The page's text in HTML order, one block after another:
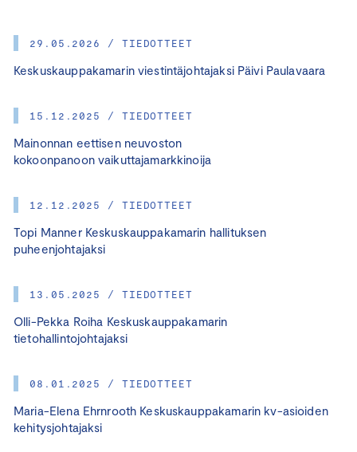
29.05.2026 / TIEDOTTEET
Keskuskauppakamarin viestintäjohtajaksi Päivi Paulavaara
15.12.2025 / TIEDOTTEET
Mainonnan eettisen neuvoston
kokoonpanoon vaikuttajamarkkinoija
12.12.2025 / TIEDOTTEET
Topi Manner Keskuskauppakamarin hallituksen
puheenjohtajaksi
13.05.2025 / TIEDOTTEET
Olli-Pekka Roiha Keskuskauppakamarin
tietohallintojohtajaksi
08.01.2025 / TIEDOTTEET
Maria-Elena Ehrnrooth Keskuskauppakamarin kv-asioiden
kehitysjohtajaksi